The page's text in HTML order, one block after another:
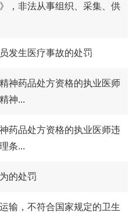
，非法从事组织、采集、供
发生医疗事故的处罚
神药品处方资格的执业医师
神...
药品处方资格的执业医师违
条...
的处罚
输，不符合国家规定的卫生